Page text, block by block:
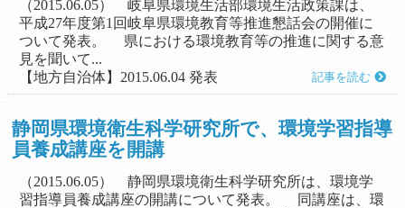
（2015.06.05） 岐阜県環境生活部環境生活政策課は、
平成27年度第1回岐阜県環境教育等推進懇話会の開催に
ついて発表。 県における環境教育等の推進に関する意
見を聞いて...
【地方自治体】2015.06.04 発表
記事を読む
静岡県環境衛生科学研究所で、環境学習指導
員養成講座を開講
（2015.06.05） 静岡県環境衛生科学研究所は、環境学
習指導員養成講座の開講について発表。 同講座は、環